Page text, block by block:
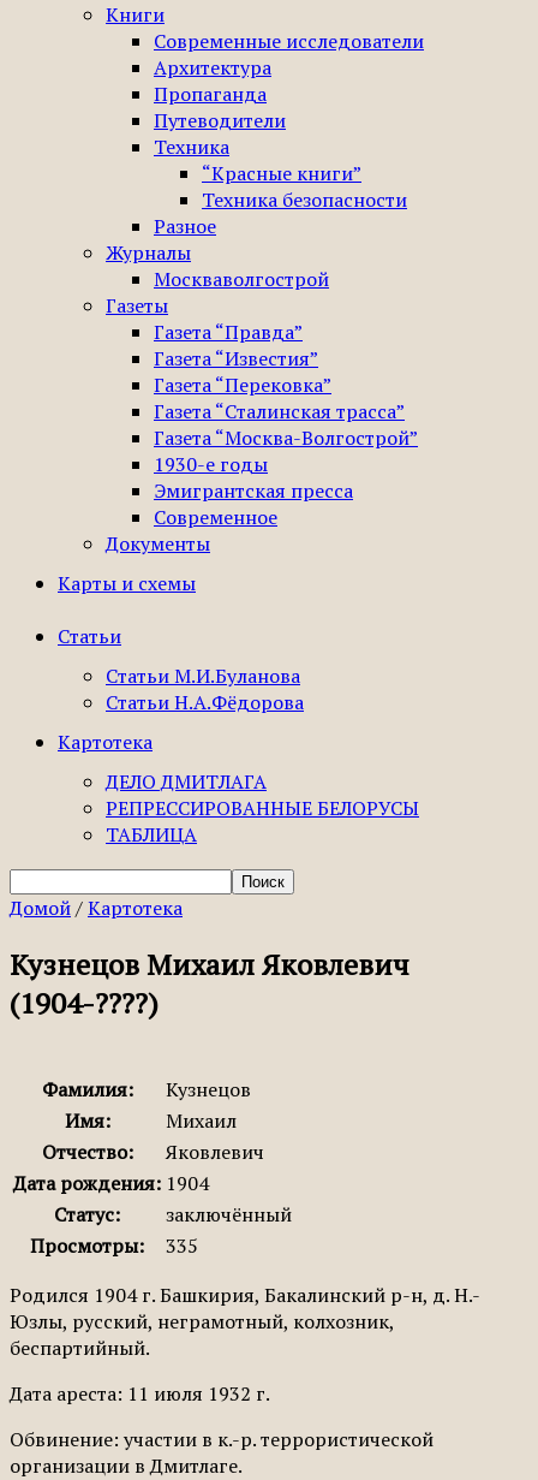
Книги
Современные исследователи
Архитектура
Пропаганда
Путеводители
Техника
“Красные книги”
Техника безопасности
Разное
Журналы
Москваволгострой
Газеты
Газета “Правда”
Газета “Известия”
Газета “Перековка”
Газета “Сталинская трасса”
Газета “Москва-Волгострой”
1930-е годы
Эмигрантская пресса
Современное
Документы
Карты и схемы
Статьи
Статьи М.И.Буланова
Статьи Н.А.Фёдорова
Картотека
ДЕЛО ДМИТЛАГА
РЕПРЕССИРОВАННЫЕ БЕЛОРУСЫ
ТАБЛИЦА
Домой/Картотека
Кузнецов Михаил Яковлевич
(1904-????)
Фамилия:
Кузнецов
Имя:
Михаил
Отчество:
Яковлевич
Дата рождения: 1904
Статус:
заключённый
Просмотры:
335
Родился 1904 г. Башкирия, Бакалинский р-н, д. Н.-
Юзлы, русский, неграмотный, колхозник,
беспартийный.
Дата ареста: 11 июля 1932 г.
Обвинение: участии в к.-р. террористической
организации в Дмитлаге.